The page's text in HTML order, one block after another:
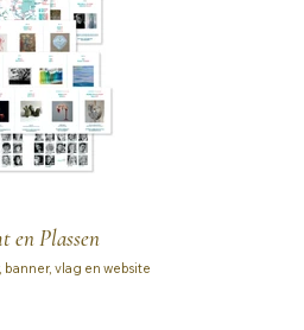
en Plassen
vlag en website